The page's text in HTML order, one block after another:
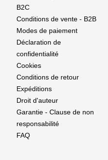
B2C
Conditions de vente - B2B
Modes de paiement
Déclaration de
confidentialité
Cookies
Conditions de retour
Expéditions
Droit d'auteur
Garantie - Clause de non
responsabilité
FAQ